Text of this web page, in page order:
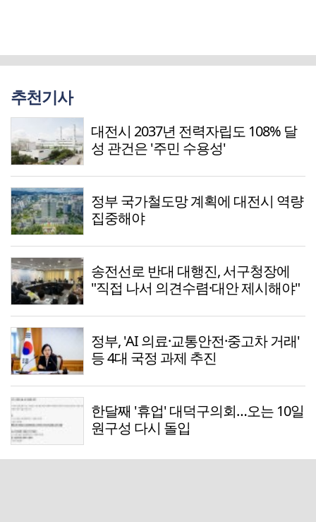
추천기사
대전시 2037년 전력자립도 108% 달
성 관건은 '주민 수용성'
정부 국가철도망 계획에 대전시 역량
집중해야
송전선로 반대 대행진, 서구청장에
"직접 나서 의견수렴·대안 제시해야"
정부, 'AI 의료·교통안전·중고차 거래'
등 4대 국정 과제 추진
한달째 '휴업' 대덕구의회…오는 10일
원구성 다시 돌입